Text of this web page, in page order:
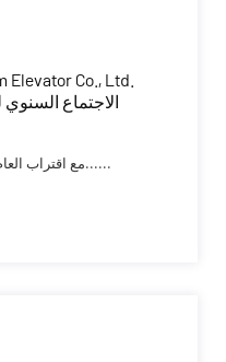
مع اقتراب العام الصيني الجديد 2025، نستعد لاجتم......